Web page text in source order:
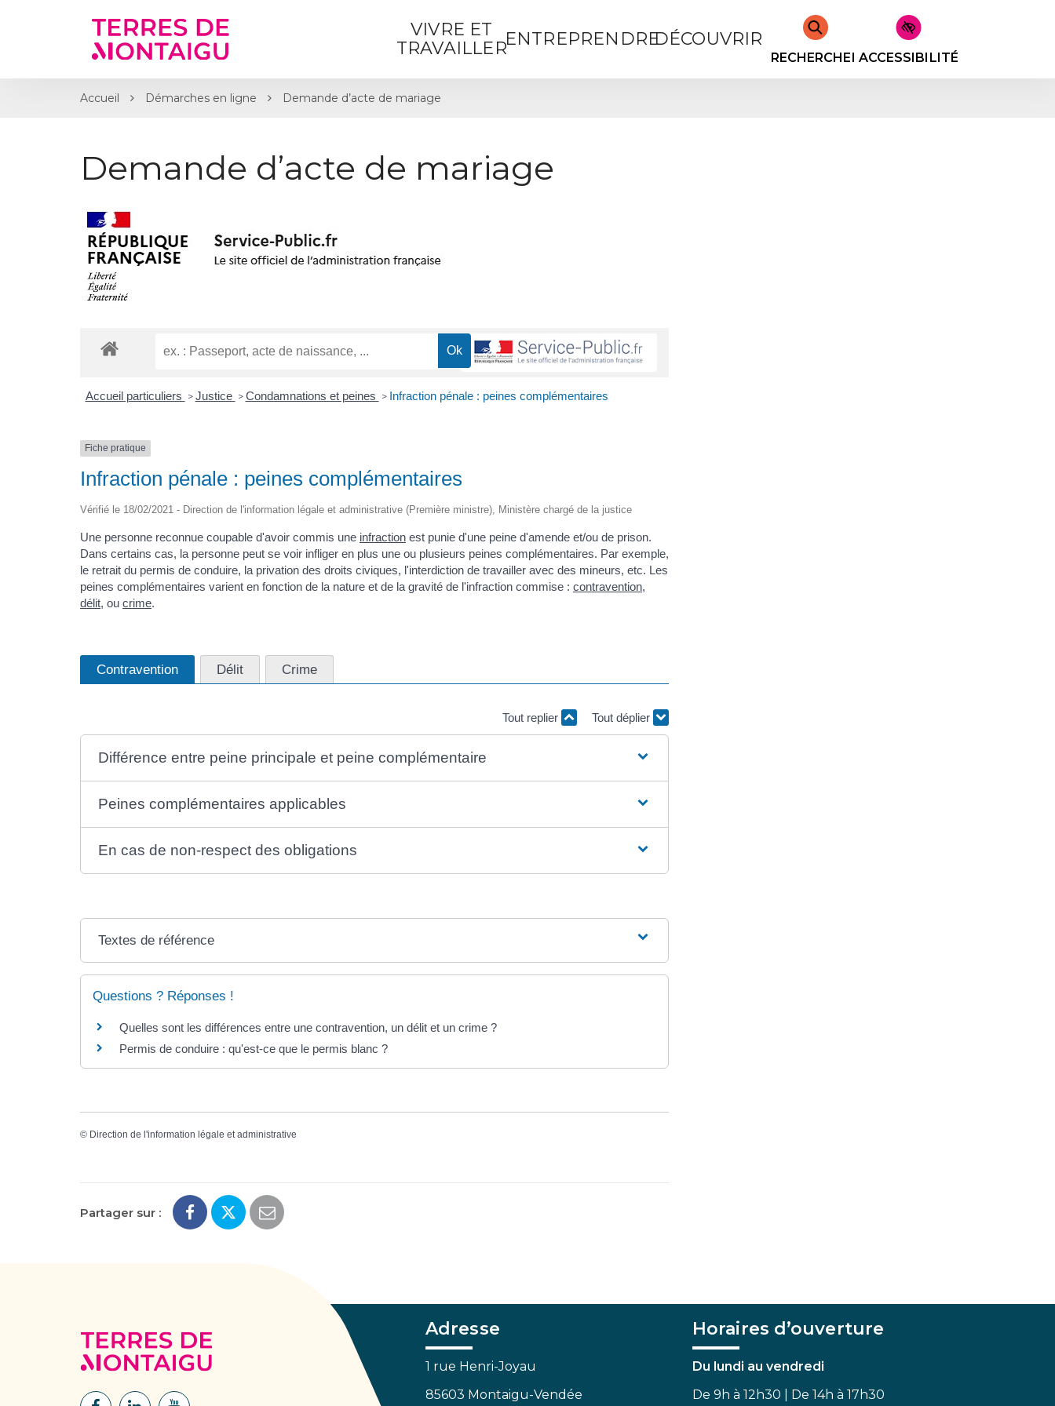
VIVRE ET
TRAVAILLERENTREPRENDREDÉCOUVRIR
RECHERCHERACCESSIBILITÉ
Accueil Démarches en ligne Demande d’acte de mariage
Demande d’acte de mariage
Accueil particuliers > Justice > Condamnations et peines > Infraction pénale : peines complémentaires
Fiche pratique
Infraction pénale : peines complémentaires
Vérifié le 18/02/2021 - Direction de l'information légale et administrative (Première ministre), Ministère chargé de la justice
Une personne reconnue coupable d'avoir commis une infraction est punie d'une peine d'amende et/ou de prison.
Dans certains cas, la personne peut se voir infliger en plus une ou plusieurs peines complémentaires. Par exemple,
le retrait du permis de conduire, la privation des droits civiques, l'interdiction de travailler avec des mineurs, etc. Les
peines complémentaires varient en fonction de la nature et de la gravité de l'infraction commise : contravention,
délit, ou crime.
Contravention Délit Crime
Tout replier Tout déplier
Différence entre peine principale et peine complémentaire
Peines complémentaires applicables
En cas de non-respect des obligations
Textes de référence
Questions ? Réponses !
Quelles sont les différences entre une contravention, un délit et un crime ?
Permis de conduire : qu'est-ce que le permis blanc ?
© Direction de l'information légale et administrative
Partager sur :
Adresse
1 rue Henri-Joyau
85603 Montaigu-Vendée
Horaires d’ouverture
Du lundi au vendredi
De 9h à 12h30 | De 14h à 17h30